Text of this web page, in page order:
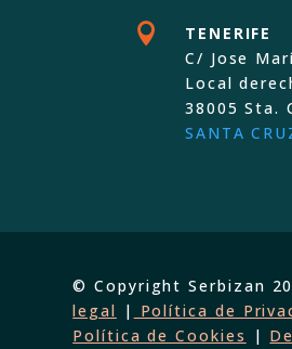

TENERIFE
C/ Jose
Local
38005 Sta.
SANTA
© Copyright Serbizan
legal | Política de
Política de Cookies
|